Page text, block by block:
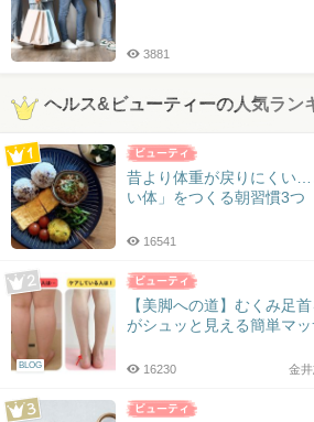
3881
ヘルス&ビューティーの人気ラン
昔より体重が戻りにくい…
い体」をつくる朝習慣3つ
16541
BLOG
【美脚への道】むくみ足
がシュッと見える簡単マ
金
16230